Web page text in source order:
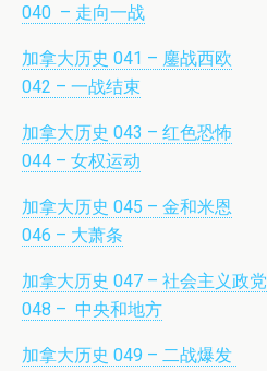
040 – 走向一战
加拿大历史 041 – 鏖战西欧
042 – 一战结束
加拿大历史 043 – 红色恐怖
044 – 女权运动
加拿大历史 045 – 金和米恩
046 – 大萧条
加拿大历史 047 – 社会主义政党
048 – 中央和地方
加拿大历史 049 – 二战爆发